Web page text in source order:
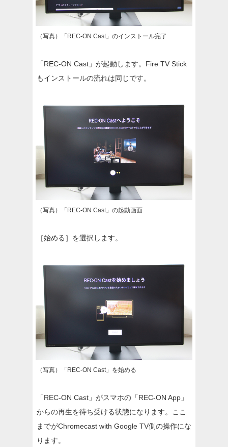
（写真）「REC-ON Cast」のインストール完了
「REC-ON Cast」が起動します。Fire TV Stick
もインストールの流れは同じです。
（写真）「REC-ON Cast」の起動画面
［始める］を選択します。
（写真）「REC-ON Cast」を始める
「REC-ON Cast」がスマホの「REC-ON App」
からの再生を待ち受ける状態になります。ここ
までがChromecast with Google TV側の操作にな
ります。